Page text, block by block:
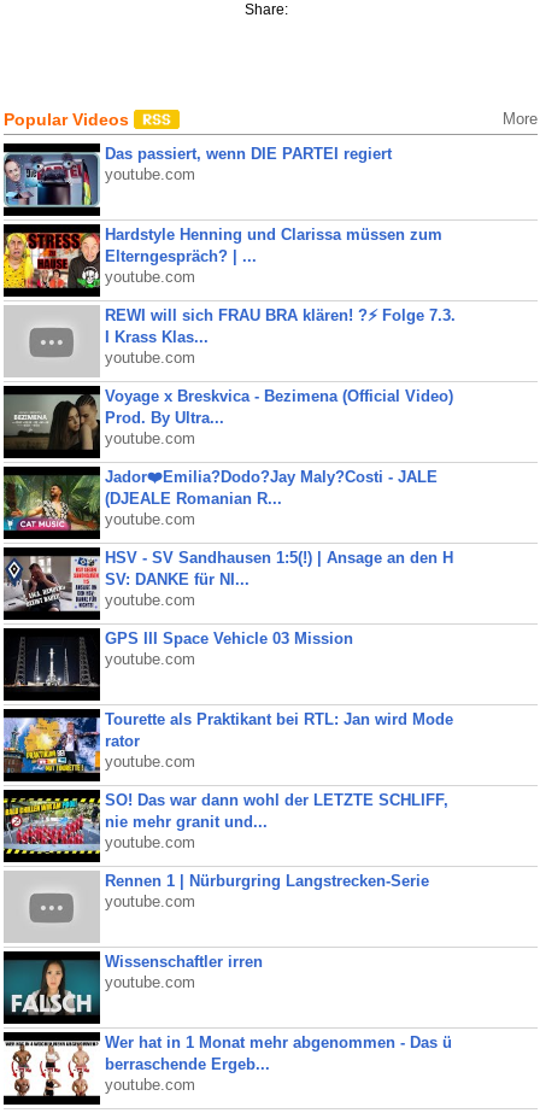
Share:
Popular Videos More
Das passiert, wenn DIE PARTEI regiert
youtube.com
Hardstyle Henning und Clarissa müssen zum
Elterngespräch? | ...
youtube.com
REWI will sich FRAU BRA klären! ?⚡️ Folge 7.3.
I Krass Klas...
youtube.com
Voyage x Breskvica - Bezimena (Official Video)
Prod. By Ultra...
youtube.com
Jador❤️Emilia?Dodo?Jay Maly?Costi - JALE
(DJEALE Romanian R...
youtube.com
HSV - SV Sandhausen 1:5(!) | Ansage an den H
SV: DANKE für NI...
youtube.com
GPS III Space Vehicle 03 Mission
youtube.com
Tourette als Praktikant bei RTL: Jan wird Mode
rator
youtube.com
SO! Das war dann wohl der LETZTE SCHLIFF,
nie mehr granit und...
youtube.com
Rennen 1 | Nürburgring Langstrecken-Serie
youtube.com
Wissenschaftler irren
youtube.com
Wer hat in 1 Monat mehr abgenommen - Das ü
berraschende Ergeb...
youtube.com